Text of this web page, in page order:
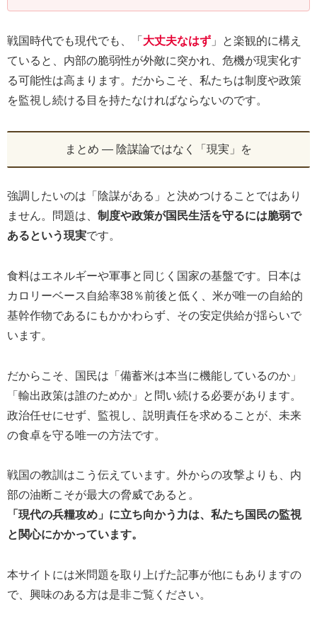
戦国時代でも現代でも、「 大丈夫なはず 」と楽観的に構え
ていると、内部の脆弱性が外敵に突かれ、危機が現実化す
る可能性は高まります。だからこそ、私たちは制度や政策
を監視し続ける目を持たなければならないのです。
まとめ ― 陰謀論ではなく「現実」を
強調したいのは「陰謀がある」と決めつけることではあり
ません。問題は、 制度や政策が国民生活を守るには脆弱で
あるという現実です。
食料はエネルギーや軍事と同じく国家の基盤です。日本は
カロリーベース自給率38％前後と低く、米が唯一の自給的
基幹作物であるにもかかわらず、その安定供給が揺らいで
います。
だからこそ、国民は「備蓄米は本当に機能しているのか」
「輸出政策は誰のためか」と問い続ける必要があります。
政治任せにせず、監視し、説明責任を求めることが、未来
の食卓を守る唯一の方法です。
戦国の教訓はこう伝えています。外からの攻撃よりも、内
部の油断こそが最大の脅威であると。
「現代の兵糧攻め」に立ち向かう力は、私たち国民の監視
と関心にかかっています。
本サイトには米問題を取り上げた記事が他にもありますの
で、興味のある方は是非ご覧ください。